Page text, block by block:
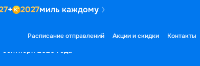
+ 2027миль каждому
Расписание отправлений Акции и скидки Контакты
2026 года